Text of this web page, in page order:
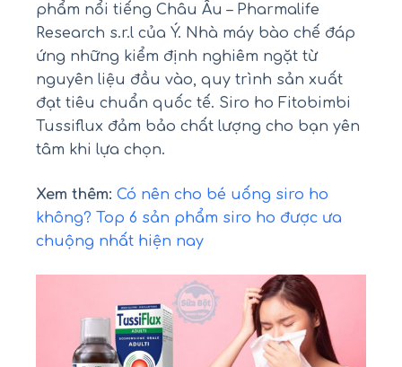
phẩm nổi tiếng Châu Âu – Pharmalife
Research s.r.l của Ý. Nhà máy bào chế đáp
ứng những kiểm định nghiêm ngặt từ
nguyên liệu đầu vào, quy trình sản xuất
đạt tiêu chuẩn quốc tế. Siro ho Fitobimbi
Tussiflux đảm bảo chất lượng cho bạn yên
tâm khi lựa chọn.
Xem thêm: Có nên cho bé uống siro ho
không? Top 6 sản phẩm siro ho được ưa
chuộng nhất hiện nay